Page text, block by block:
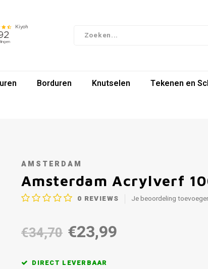
Borduren Knutselen Tekenen en
AMSTERDAM
Amsterdam Acrylverf
0 REVIEWS Je beoordeling
€34,70 €23,99
DIRECT LEVERBAAR